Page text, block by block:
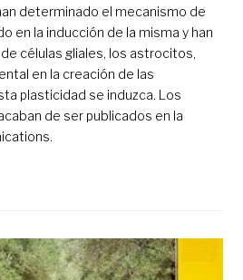
determinado el mecanismo de
en la inducción de la misma y han
células gliales, los astrocitos,
en la creación de las
plasticidad se induzca. Los
de ser publicados en la